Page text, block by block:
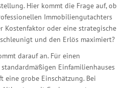
Hier kommt die Frage auf, ob
Immobiliengutachters
Kostenfaktor oder eine strategische
und den Erlös maximiert?
darauf an. Für einen
Einfamilienhauses
eine grobe Einschätzung. Bei